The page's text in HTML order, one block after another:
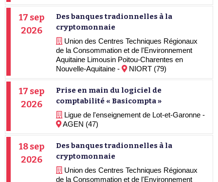
17 sep
2026
Des banques tradionnelles à la
cryptomonnaie
Union des Centres Techniques Régionaux
de la Consommation et de l'Environnement
Aquitaine Limousin Poitou-Charentes en
Nouvelle-Aquitaine -
NIORT (79)
17 sep
2026
Prise en main du logiciel de
comptabilité « Basicompta »
Ligue de l'enseignement de Lot-et-Garonne -
AGEN (47)
18 sep
2026
Des banques tradionnelles à la
cryptomonnaie
Union des Centres Techniques Régionaux
de la Consommation et de l'Environnement